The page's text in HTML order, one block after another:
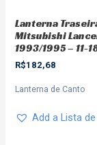
Lanterna
Mitsubishi
1993/1995 – 11-
R$182,68
Lanterna de Canto
Add a Lista